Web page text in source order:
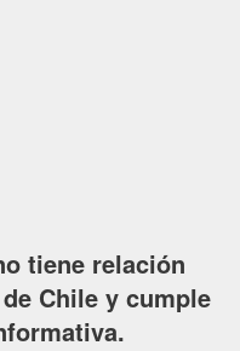
tiene relación
Chile y cumple